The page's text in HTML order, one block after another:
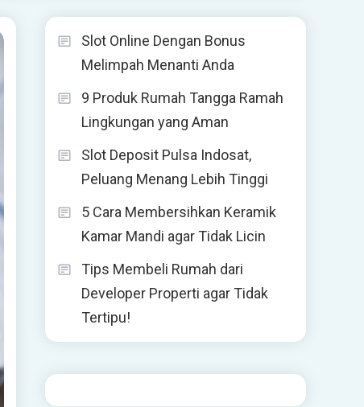
Slot Online Dengan Bonus
Melimpah Menanti Anda
9 Produk Rumah Tangga Ramah
Lingkungan yang Aman
Slot Deposit Pulsa Indosat,
Peluang Menang Lebih Tinggi
5 Cara Membersihkan Keramik
Kamar Mandi agar Tidak Licin
Tips Membeli Rumah dari
Developer Properti agar Tidak
Tertipu!